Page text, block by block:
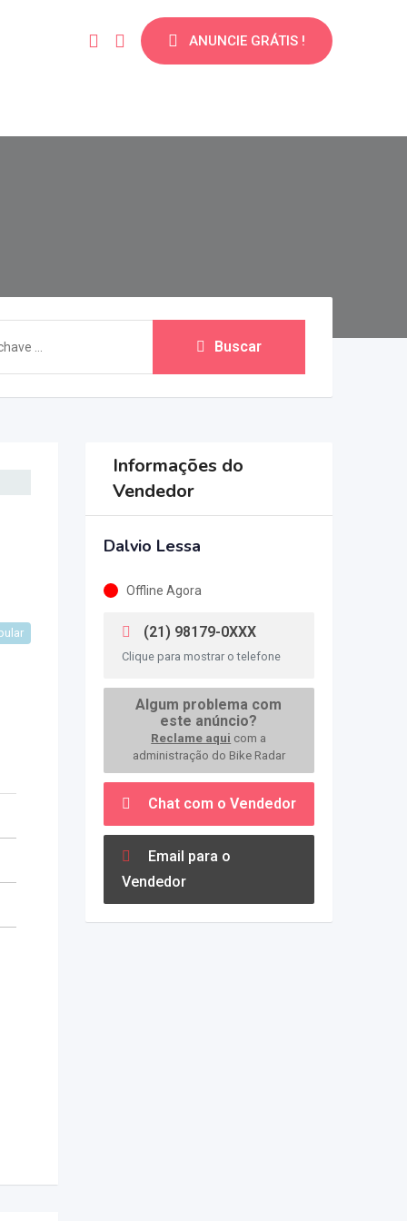
ANUNCIE GRÁTIS !
Buscar
Informações do
Vendedor
Dalvio Lessa
Offline Agora
(21) 98179-0XXX
Clique para mostrar o telefone
Algum problema com
este anúncio?
Reclame aqui com a
administração do Bike Radar
Chat com o Vendedor
Email para o
Vendedor